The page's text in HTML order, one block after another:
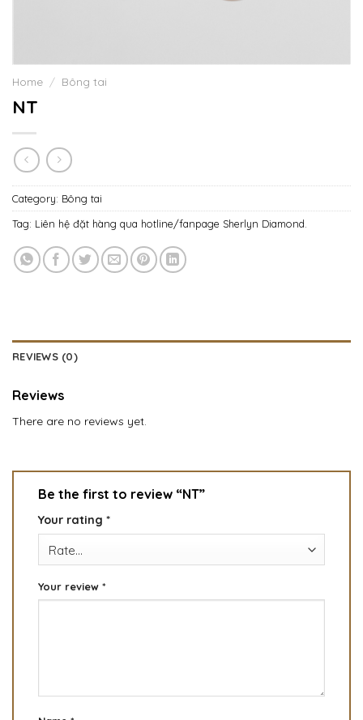
Home / Bông tai
NT
Category: Bông tai
Tag: Liên hệ đặt hàng qua hotline/fanpage Sherlyn Diamond.
REVIEWS (0)
Reviews
There are no reviews yet.
Be the first to review “NT”
Your rating *
Your review *